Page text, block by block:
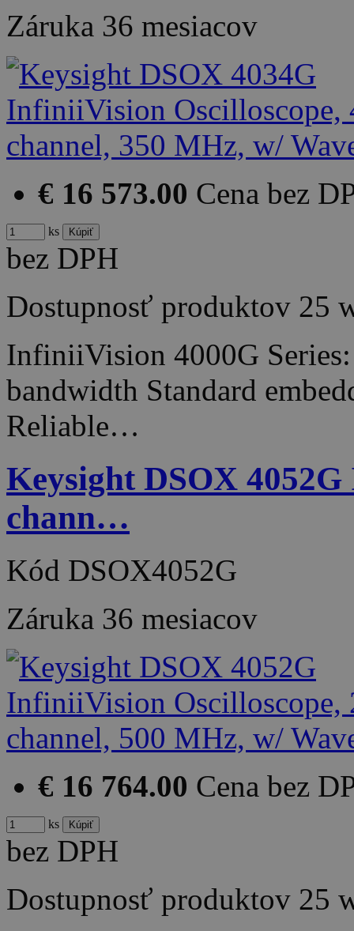
Záruka 36 mesiacov
€ 16 573.00 Cena bez
ks
bez DPH
Dostupnosť produktov 25
InfiniiVision 4000G
bandwidth Standard
Reliable…
Keysight DSOX
chann…
Kód DSOX4052G
Záruka 36 mesiacov
€ 16 764.00 Cena bez
ks
bez DPH
Dostupnosť produktov 25